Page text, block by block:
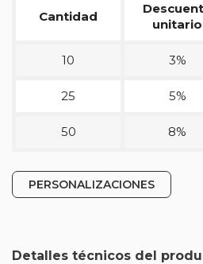
Cantidad
unitario
10 3%
25 5%
50 8%
PERSONALIZACIONES
Detalles técnicos del